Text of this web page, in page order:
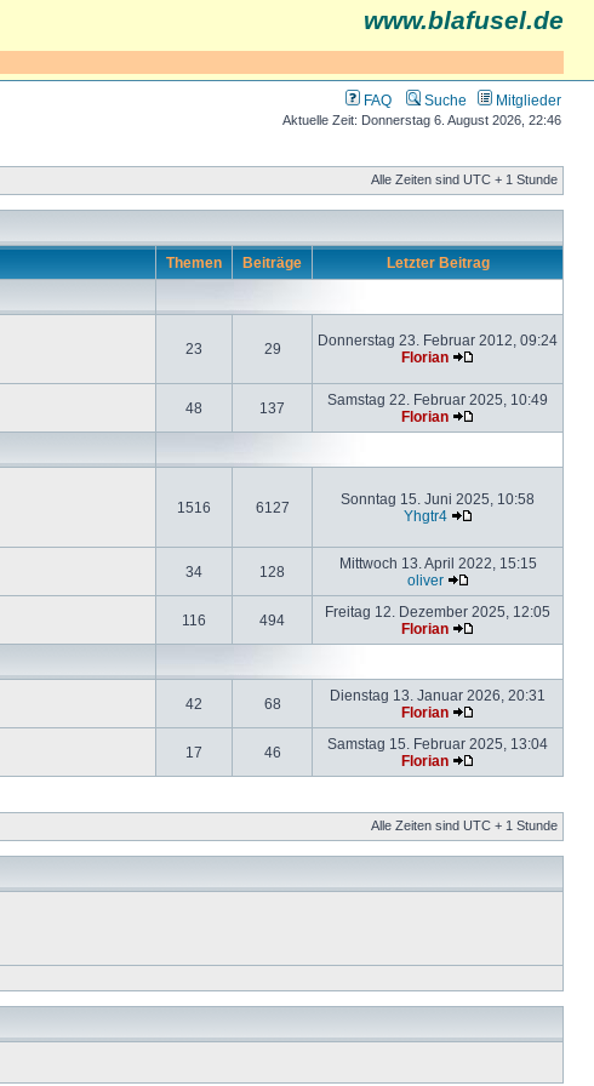
www.blafusel.de
FAQ Suche Mitglieder
Aktuelle Zeit: Donnerstag 6. August 2026, 22:46
Alle Zeiten sind UTC + 1 Stunde
Themen Beiträge Letzter Beitrag
23 29
Donnerstag 23. Februar 2012, 09:24
Florian
48 137
Samstag 22. Februar 2025, 10:49
Florian
1516 6127
Sonntag 15. Juni 2025, 10:58
Yhgtr4
34 128
Mittwoch 13. April 2022, 15:15
oliver
116 494
Freitag 12. Dezember 2025, 12:05
Florian
42 68
Dienstag 13. Januar 2026, 20:31
Florian
17 46
Samstag 15. Februar 2025, 13:04
Florian
Alle Zeiten sind UTC + 1 Stunde